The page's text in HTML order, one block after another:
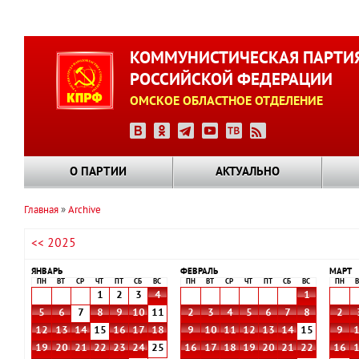
КОММУНИСТИЧЕСКАЯ
РОССИЙСКОЙ ФЕДЕРАЦИИ
ОМСКОЕ ОБЛАСТНОЕ ОТДЕЛЕНИЕ
О ПАРТИИ АКТУАЛЬНО
навигации
Главная Archive
<< 2025
ЯНВАРЬ
ПН ВТ СР ЧТ СБ ВС
1 2 3
4
5
6 7 8 9 10
11
12
13 14 15 16 17
18
19
20 21 22 23 24
25
ФЕВРАЛЬ
ПН ВТ СР ЧТ СБ ВС
1
2
3 4 5 6 7
8
9
10 11 12 13 14
15
16
17 18 19 20 21
22
МАРТ
ПН
2
9
16